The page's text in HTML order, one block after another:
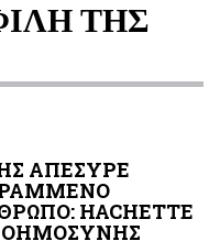
ΤΗΣ
ΑΠΕΣΥΡΕ
HACHETTE